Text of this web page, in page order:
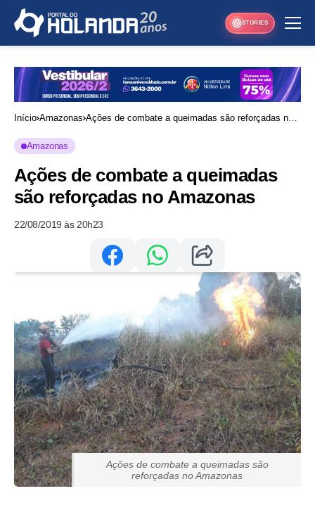
STORIES
Início Amazonas Ações de combate a queimadas são reforçadas no
Amazonas
Ações de combate a queimadas
são reforçadas no Amazonas
22/08/2019 às 20h23
Ações de combate a queimadas são
reforçadas no Amazonas